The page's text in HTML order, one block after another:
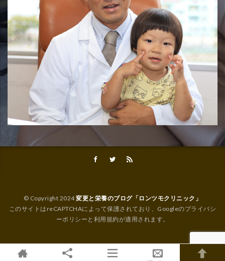
© Copyright 2024変更と栄養のブログ「ロンツモクリニック」
このサイトはreCAPTCHAによって保護されており、Googleのプライバシ
ーポリシー と 利用規約が適用されます。